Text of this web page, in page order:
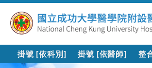
掛號 [依科別] 掛號 [依醫師] 整